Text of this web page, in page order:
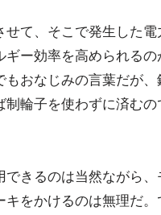
て、そこで発生した
ギー効率を高められる
おなじみの言葉だが
輪子を使わずに済む
できるのは当然ながら
をかけるのは無理だ。